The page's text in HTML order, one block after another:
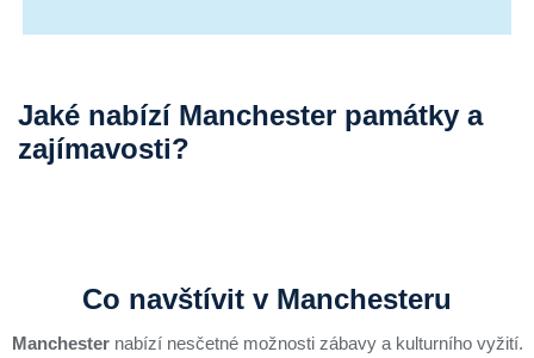
Jaké nabízí Manchester památky a
zajímavosti?
Co navštívit v Manchesteru
Manchester nabízí nesčetné možnosti zábavy a kulturního vyžití.